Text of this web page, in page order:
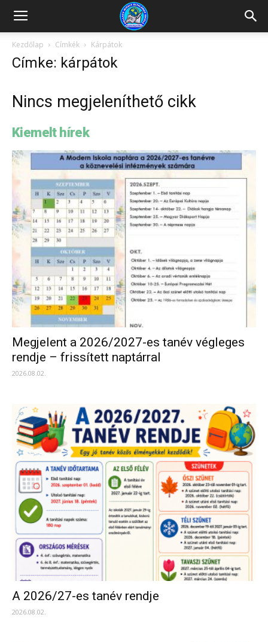
Kazincbarcikai
Pollack
Általános
Iskola
Kezdőlap Címkék Kárpátok
Címke: kárpátok
Nincs megjeleníthető cikk
Kiemelt hírek
Megjelent a 2026/2027-es tanév végleges
rendje – frissített naptárral
2026.08.02.
A 2026/27-es tanév rendje
2026.08.02.